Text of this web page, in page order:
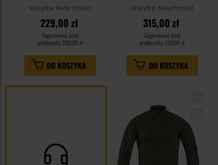
Wysyłka: Natychmiast
229,00 zł
Sugerowana cena
producenta 260,00 zł
DO KOSZYKA
Wysyłka: Natychmiast
315,00 zł
Sugerowana cena
producenta 319,00 zł
DO KOSZYKA